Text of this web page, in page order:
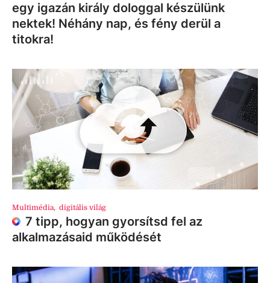
egy igazán király dologgal készülünk
nektek! Néhány nap, és fény derül a
titokra!
Multimédia, digitális világ
7 tipp, hogyan gyorsítsd fel az
alkalmazásaid működését